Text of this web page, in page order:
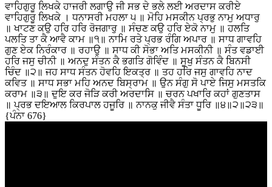
ਵਾਹਿਗੁਰੂ ਲਿਖਕੇ ਹਾਜਰੀ ਲਗਾਉ ਜੀ ਸਭ ਦੇ ਭਲੇ ਲਈ ਅਰਦਾਸ ਕਰੀਏ
ਵਾਹਿਗੁਰੂ ਲਿਖਕੇ । ਧਨਾਸਰੀ ਮਹਲਾ ੫ ॥ ਮੋਹਿ ਮਸਕੀਨ ਪ੍ਰਭੁ ਨਾਮੁ ਅਧਾਰੁ
॥ ਖਾਟਣ ਕਉ ਹਰਿ ਹਰਿ ਰੋਜਗਾਰੁ ॥ ਸੰਚਣ ਕਉ ਹਰਿ ਏਕੋ ਨਾਮੁ ॥ ਹਲਤਿ
ਪਲਤਿ ਤਾ ਕੈ ਆਵੈ ਕਾਮ ॥੧॥ ਨਾਮਿ ਰਤੇ ਪ੍ਰਭ ਰੰਗਿ ਅਪਾਰ ॥ ਸਾਧ ਗਾਵਹਿ
ਗੁਣ ਏਕ ਨਿਰੰਕਾਰ ॥ ਰਹਾਉ ॥ ਸਾਧ ਕੀ ਸੋਭਾ ਅਤਿ ਮਸਕੀਨੀ ॥ ਸੰਤ ਵਡਾਈ
ਹਰਿ ਜਸੁ ਚੀਨੀ ॥ ਅਨਦੁ ਸੰਤਨ ਕੈ ਭਗਤਿ ਗੋਵਿੰਦ ॥ ਸੂਖੁ ਸੰਤਨ ਕੈ ਬਿਨਸੀ
ਚਿੰਦ ॥੨॥ ਜਹ ਸਾਧ ਸੰਤਨ ਹੋਵਹਿ ਇਕਤ੍ਰ ॥ ਤਹ ਹਰਿ ਜਸੁ ਗਾਵਹਿ ਨਾਦ
ਕਵਿਤ ॥ ਸਾਧ ਸਭਾ ਮਹਿ ਅਨਦ ਬਿਸ੍ਰਾਮ ॥ ਉਨ ਸੰਗੁ ਸੋ ਪਾਏ ਜਿਸੁ ਮਸਤਕਿ
ਕਰਾਮ ॥੩॥ ਦੁਇ ਕਰ ਜੋੜਿ ਕਰੀ ਅਰਦਾਸਿ ॥ ਚਰਨ ਪਖਾਰਿ ਕਹਾਂ ਗੁਣਤਾਸ
॥ ਪ੍ਰਭ ਦਇਆਲ ਕਿਰਪਾਲ ਹਜੂਰਿ ॥ ਨਾਨਕੁ ਜੀਵੈ ਸੰਤਾ ਧੂਰਿ ॥੪॥੨॥੨੩॥
{ਪੰਨਾ 676}